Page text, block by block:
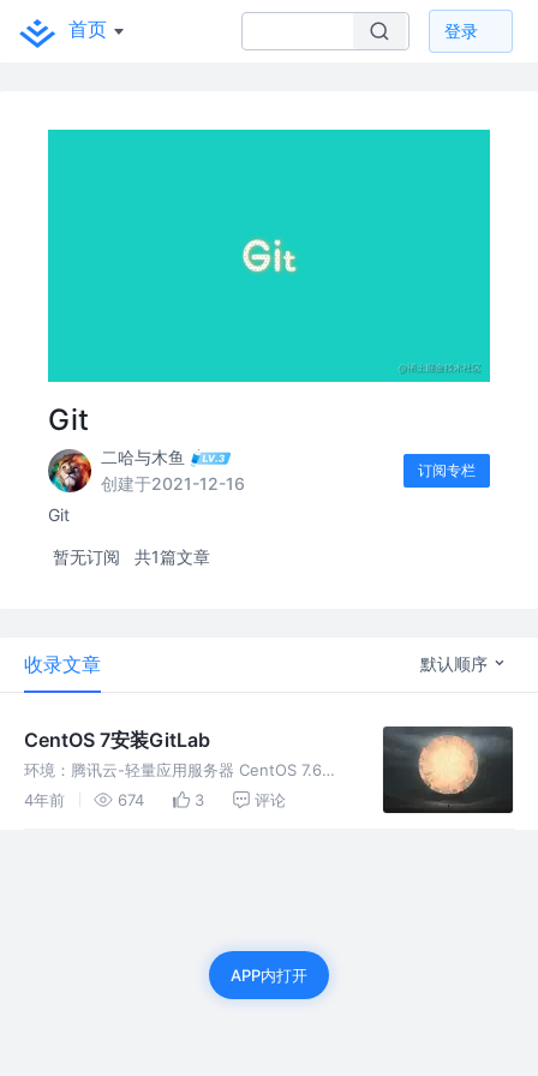
首页 登录
Git
二哈与木鱼
创建于2021-12-16
订阅专栏
Git
暂无订阅 共1篇文章
收录文章 默认顺序
CentOS 7安装GitLab
环境：腾讯云-轻量应用服务器 CentOS 7.6
64bit、gitlab-ce-14.5.2-ce.0.el7.x86_64.rpm
4年前 674 3 评论
APP内打开